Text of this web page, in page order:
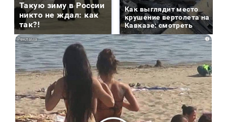
Такую зиму в России
никто не ждал: как
так?!
Как выглядит место
крушение вертолета на
Кавказе: смотреть
i